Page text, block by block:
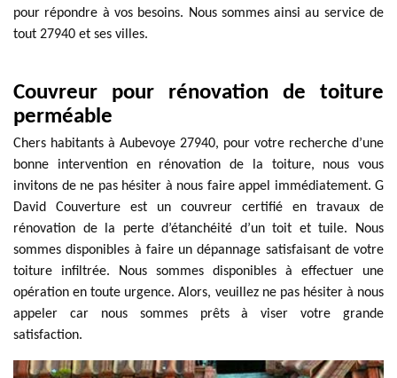
pour répondre à vos besoins. Nous sommes ainsi au service de
tout 27940 et ses villes.
Couvreur pour rénovation de toiture
perméable
Chers habitants à Aubevoye 27940, pour votre recherche d’une
bonne intervention en rénovation de la toiture, nous vous
invitons de ne pas hésiter à nous faire appel immédiatement. G
David Couverture est un couvreur certifié en travaux de
rénovation de la perte d’étanchéité d’un toit et tuile. Nous
sommes disponibles à faire un dépannage satisfaisant de votre
toiture infiltrée. Nous sommes disponibles à effectuer une
opération en toute urgence. Alors, veuillez ne pas hésiter à nous
appeler car nous sommes prêts à viser votre grande
satisfaction.